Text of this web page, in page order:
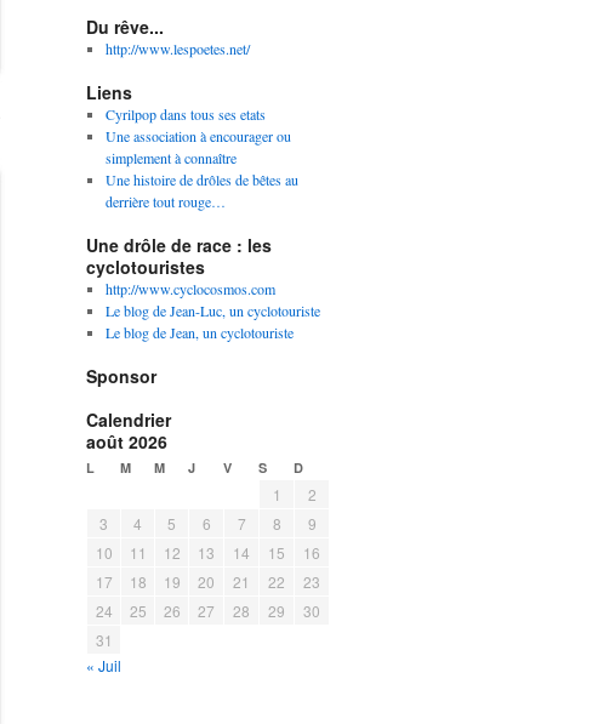
Du rêve...
http://www.lespoetes.net/
Liens
Cyrilpop dans tous ses etats
Une association à encourager ou
simplement à connaître
Une histoire de drôles de bêtes au
derrière tout rouge…
Une drôle de race : les
cyclotouristes
http://www.cyclocosmos.com
Le blog de Jean-Luc, un cyclotouriste
Le blog de Jean, un cyclotouriste
Sponsor
Calendrier
août 2026
L M M J V S D
1
2
3
4 5 6 7 8
9
10
11 12 13 14 15
16
17
18 19 20 21 22
23
24
25 26 27 28 29
30
31
« Juil